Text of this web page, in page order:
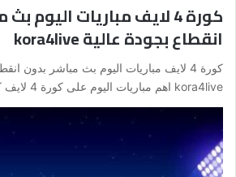
كورة 4 لايف مباريات اليوم
انقطاع بجودة عالية kora4live
كورة 4 لايف مباريات اليوم بث مباشر بدون
kora4live اهم مباريات اليوم على كورة 4 لايف كورة…